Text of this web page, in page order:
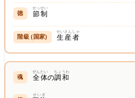
節制
せっせい
生産者
せいさんしゃ
全体
ぜんたい
の調和
ちょうわ
せいぎ